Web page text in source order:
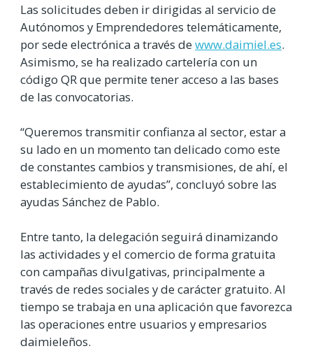
Las solicitudes deben ir dirigidas al servicio de
Autónomos y Emprendedores telemáticamente,
por sede electrónica a través de www.daimiel.es.
Asimismo, se ha realizado cartelería con un
código QR que permite tener acceso a las bases
de las convocatorias.
“Queremos transmitir confianza al sector, estar a
su lado en un momento tan delicado como este
de constantes cambios y transmisiones, de ahí, el
establecimiento de ayudas”, concluyó sobre las
ayudas Sánchez de Pablo.
Entre tanto, la delegación seguirá dinamizando
las actividades y el comercio de forma gratuita
con campañas divulgativas, principalmente a
través de redes sociales y de carácter gratuito. Al
tiempo se trabaja en una aplicación que favorezca
las operaciones entre usuarios y empresarios
daimieleños.